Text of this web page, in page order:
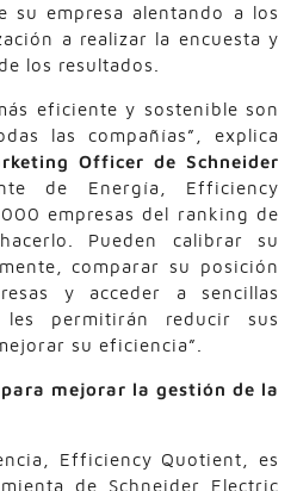
su empresa alentando a los
a realizar la encuesta y
los resultados.
eficiente y sostenible son
las compañías”, explica
Officer de Schneider
de Energía, Efficiency
empresas del ranking de
Pueden calibrar su
comparar su posición
y acceder a sencillas
les permitirán reducir sus
su eficiencia”.
mejorar la gestión de la
Efficiency Quotient, es
de Schneider Electric